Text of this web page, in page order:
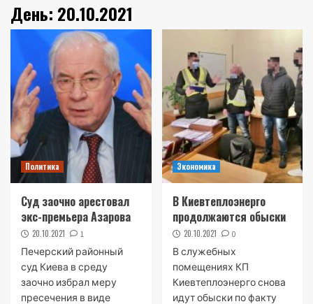
День: 20.10.2021
Политика
Суд заочно арестовал
экс-премьера Азарова
20.10.2021 1
Печерский районный
суд Киева в среду
заочно избрал меру
пресечения в виде
Экономика
В Киевтеплоэнерго
продолжаются обыски
20.10.2021 0
В служебных
помещениях КП
Киевтеплоэнерго снова
идут обыски по факту